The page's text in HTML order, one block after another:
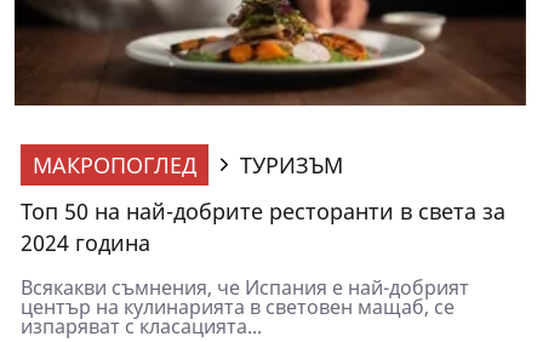
МАКРОПОГЛЕД
ТУРИЗЪМ
Топ 50 на най-добрите ресторанти в света за
2024 година
Всякакви съмнения, че Испания е най-добрият
център на кулинарията в световен мащаб, се
изпаряват с класацията...